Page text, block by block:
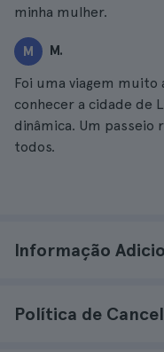
minha mulher.
M M.
Foi uma viagem muito
conhecer a cidade de
dinâmica. Um passeio
todos.
Informação
Política de